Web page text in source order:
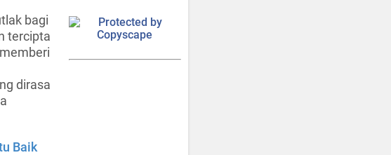
bagi
tercipta
dirasa
Baik